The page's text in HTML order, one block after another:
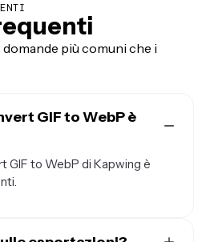
più comuni che i
GIF to WebP è
GIF to WebP di Kapwing è